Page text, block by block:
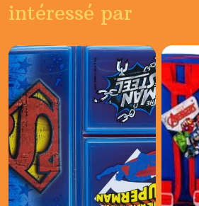
intéressé par